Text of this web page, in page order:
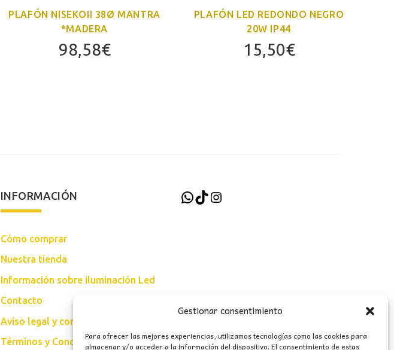
Gestionar consentimiento
Para ofrecer las mejores experiencias, utilizamos tecnologías como las cookies para
almacenar y/o acceder a la información del dispositivo. El consentimiento de estas
PLAFÓN NISEKOII 38Ø MANTRA
*MADERA
98,58€
PLAFÓN LED REDONDO NEGRO
20W IP44
15,50€
INFORMACIÓN
Cómo comprar
Nuestra tienda
Información sobre iluminación Led
Contacto
Aviso legal y condiciones de uso
Términos y Condiciones Generales
WhatsApp
TikTokInstagram